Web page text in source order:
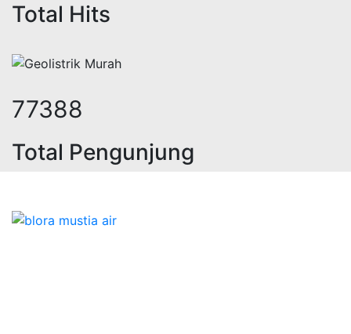
Total Hits
95032
Total Pengunjung